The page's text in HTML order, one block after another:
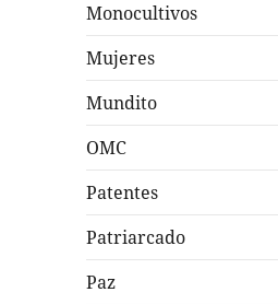
Monocultivos
Mujeres
Mundito
OMC
Patentes
Patriarcado
Paz